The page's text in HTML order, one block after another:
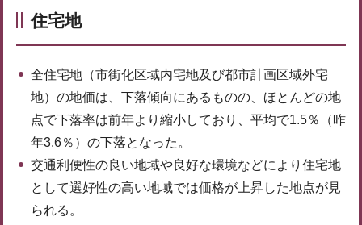
住宅地
全住宅地（市街化区域内宅地及び都市計画区域外宅
地）の地価は、下落傾向にあるものの、ほとんどの地
点で下落率は前年より縮小しており、平均で1.5％（昨
年3.6％）の下落となった。
交通利便性の良い地域や良好な環境などにより住宅地
として選好性の高い地域では価格が上昇した地点が見
られる。